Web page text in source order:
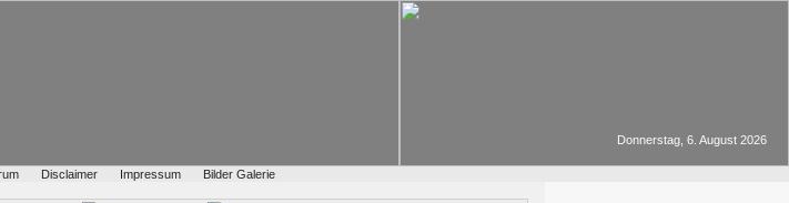
Disclaimer Impressum Bilder Galerie
Donnerstag, 6. August 2026